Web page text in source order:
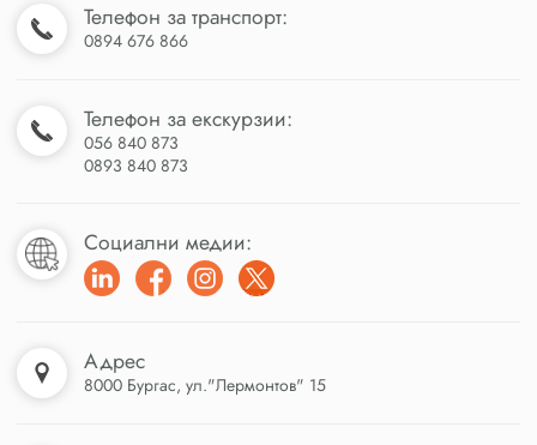
Телефон за транспорт:
0894 676 866
Телефон за екскурзии:
056 840 873
0893 840 873
Социални медии:
Адрес
8000 Бургас, ул."Лермонтов" 15